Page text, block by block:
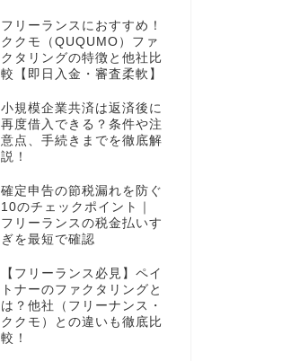
フリーランスにおすすめ！
ククモ（QUQUMO）ファ
クタリングの特徴と他社比
較【即日入金・審査柔軟】
小規模企業共済は返済後に
再度借入できる？条件や注
意点、手続きまでを徹底解
説！
確定申告の節税漏れを防ぐ
10のチェックポイント｜
フリーランスの税金払いす
ぎを最短で確認
【フリーランス必見】ペイ
トナーのファクタリングと
は？他社（フリーナンス・
ククモ）との違いも徹底比
較！